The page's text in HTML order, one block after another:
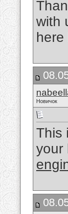
with
Новичок
This
your